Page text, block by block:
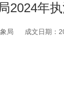
2024年
局 成文日期：